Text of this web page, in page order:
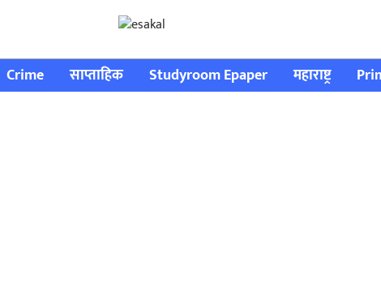
Crime साप्ताहिक Studyroom Epaper महाराष्ट्र